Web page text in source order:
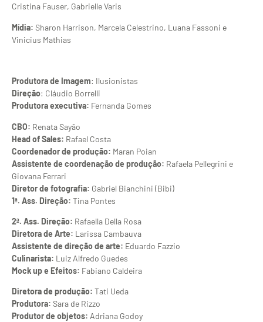
Cristina Fauser, Gabrielle Varis
Mídia: Sharon Harrison, Marcela Celestrino, Luana Fassoni e
Vinicius Mathias
Produtora de Imagem: Ilusionistas
Direção: Cláudio Borrelli
Produtora executiva: Fernanda Gomes
CBO: Renata Sayão
Head of Sales: Rafael Costa
Coordenador de produção: Maran Poian
Assistente de coordenação de produção: Rafaela Pellegrini e
Giovana Ferrari
Diretor de fotografia: Gabriel Bianchini (Bibi)
1ª. Ass. Direção: Tina Pontes
2ª. Ass. Direção: Rafaella Della Rosa
Diretora de Arte: Larissa Cambauva
Assistente de direção de arte: Eduardo Fazzio
Culinarista: Luiz Alfredo Guedes
Mock up e Efeitos: Fabiano Caldeira
Diretora de produção: Tati Ueda
Produtora: Sara de Rizzo
Produtor de objetos: Adriana Godoy